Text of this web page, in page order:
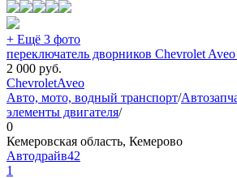
+ Ещё 3 фото
переключатель дворников Chevrolet
2 000 руб.
ChevroletAveo
Авто, мото, водный транспорт/
элементы двигателя/
0
Кемеровская область, Кемерово
Автодрайв42
1